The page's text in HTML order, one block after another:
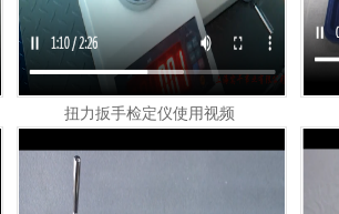
扭力扳手检定仪使用视频